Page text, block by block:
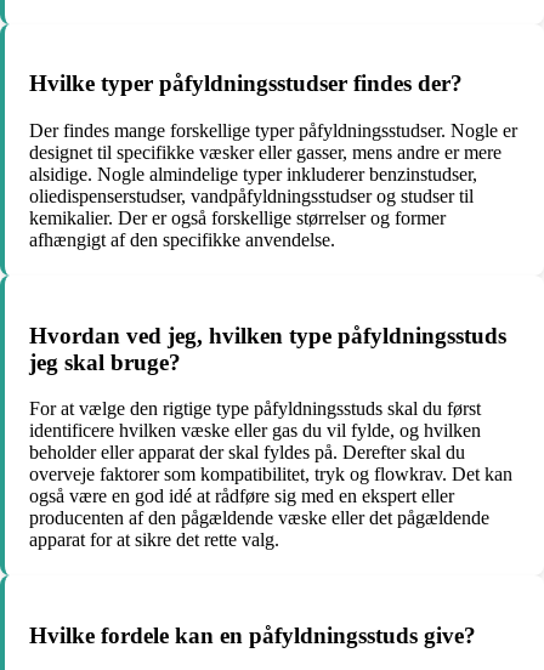
Hvilke typer påfyldningsstudser findes der?
Der findes mange forskellige typer påfyldningsstudser. Nogle er
designet til specifikke væsker eller gasser, mens andre er mere
alsidige. Nogle almindelige typer inkluderer benzinstudser,
oliedispenserstudser, vandpåfyldningsstudser og studser til
kemikalier. Der er også forskellige størrelser og former
afhængigt af den specifikke anvendelse.
Hvordan ved jeg, hvilken type påfyldningsstuds
jeg skal bruge?
For at vælge den rigtige type påfyldningsstuds skal du først
identificere hvilken væske eller gas du vil fylde, og hvilken
beholder eller apparat der skal fyldes på. Derefter skal du
overveje faktorer som kompatibilitet, tryk og flowkrav. Det kan
også være en god idé at rådføre sig med en ekspert eller
producenten af den pågældende væske eller det pågældende
apparat for at sikre det rette valg.
Hvilke fordele kan en påfyldningsstuds give?